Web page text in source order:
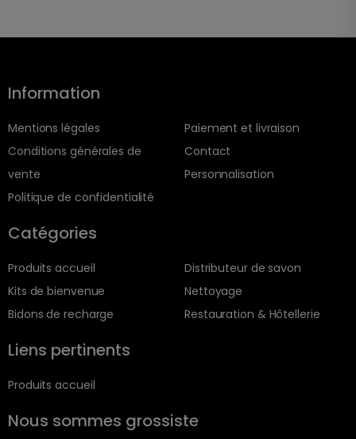
Information
Mentions légales
Conditions générales de
vente
Politique de confidentialité
Paiement et livraison
Contact
Personnalisation
Catégories
Produits accueil
Kits de bienvenue
Bidons de recharge
Distributeur de savon
Nettoyage
Restauration & Hôtellerie
Liens pertinents
Produits accueil
Nous sommes grossiste